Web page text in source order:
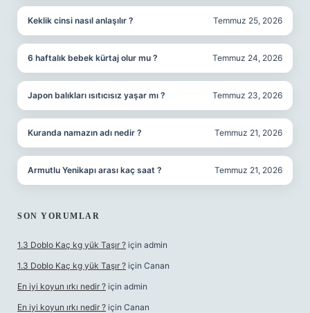
Keklik cinsi nasıl anlaşılır ? Temmuz 25, 2026
6 haftalık bebek kürtaj olur mu ? Temmuz 24, 2026
Japon balıkları ısıtıcısız yaşar mı ? Temmuz 23, 2026
Kuranda namazın adı nedir ? Temmuz 21, 2026
Armutlu Yenikapı arası kaç saat ? Temmuz 21, 2026
SON YORUMLAR
1.3 Doblo Kaç kg yük Taşır ? için admin
1.3 Doblo Kaç kg yük Taşır ? için Canan
En iyi koyun ırkı nedir ? için admin
En iyi koyun ırkı nedir ? için Canan